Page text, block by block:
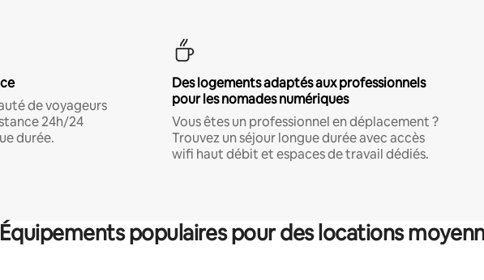
de voyageurs
24h/24
durée.
Des logements adaptés aux professionnels
pour les nomades numériques
Vous êtes un professionnel en déplacement ?
Trouvez un séjour longue durée avec accès
wifi haut débit et espaces de travail dédiés.
Équipements populaires pour des locations